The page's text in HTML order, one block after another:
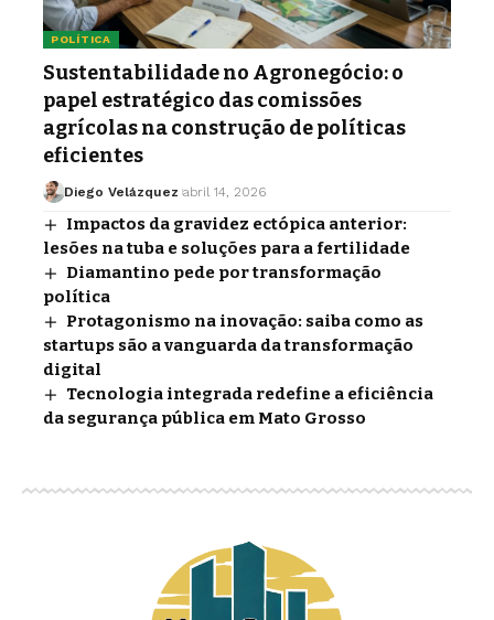
POLÍTICA
Sustentabilidade no Agronegócio: o
papel estratégico das comissões
agrícolas na construção de políticas
eficientes
Diego Velázquez abril 14, 2026
Impactos da gravidez ectópica anterior:
lesões na tuba e soluções para a fertilidade
Diamantino pede por transformação
política
Protagonismo na inovação: saiba como as
startups são a vanguarda da transformação
digital
Tecnologia integrada redefine a eficiência
da segurança pública em Mato Grosso